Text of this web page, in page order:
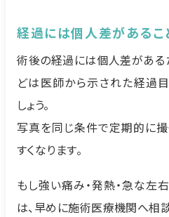
経過には個人差があるこ
術後の経過には個人差がある
どは医師から示された経過
しょう。
写真を同じ条件で定期的に撮
すくなります。
もし強い痛み・発熱・急な
は、早めに施術医療機関へ相談